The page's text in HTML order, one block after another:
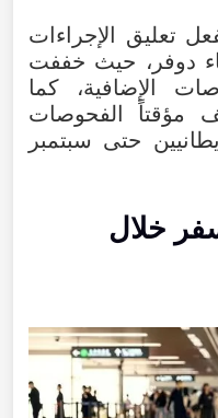
تعليق
الإجراءات
دوفر ، حيث خففت
الإضافية، كما
مؤقتاً
الفحوصات
حتى سبتمبر
خلال